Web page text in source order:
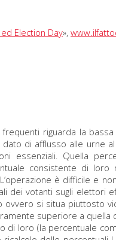
Election Day»,
riguarda la
di afflusso alle urne
essenziali. Quella
consistente di
è difficile e
dei votanti sugli elettori
si situa piuttosto
superiore a
loro (la percentuale